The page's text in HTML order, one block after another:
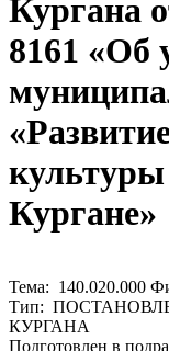
Кургана
8161 «Об
культуры
Кургане»
Тема: 140.020.000
Тип:
КУРГАНА
Подготовлен в